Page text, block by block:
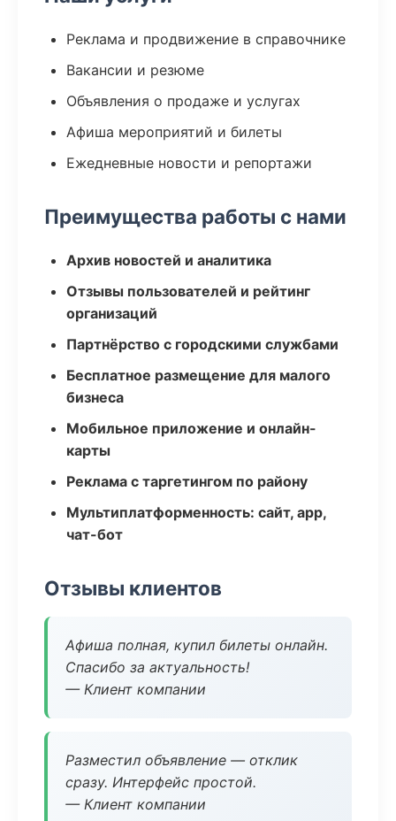
Реклама и продвижение в справочнике
Вакансии и резюме
Объявления о продаже и услугах
Афиша мероприятий и билеты
Ежедневные новости и репортажи
Преимущества работы с нами
Архив новостей и аналитика
Отзывы пользователей и рейтинг
организаций
Партнёрство с городскими службами
Бесплатное размещение для малого
бизнеса
Мобильное приложение и онлайн-
карты
Реклама с таргетингом по району
Мультиплатформенность: сайт, app,
чат-бот
Отзывы клиентов
Афиша полная, купил билеты онлайн.
Спасибо за актуальность!
— Клиент компании
Разместил объявление — отклик
сразу. Интерфейс простой.
— Клиент компании